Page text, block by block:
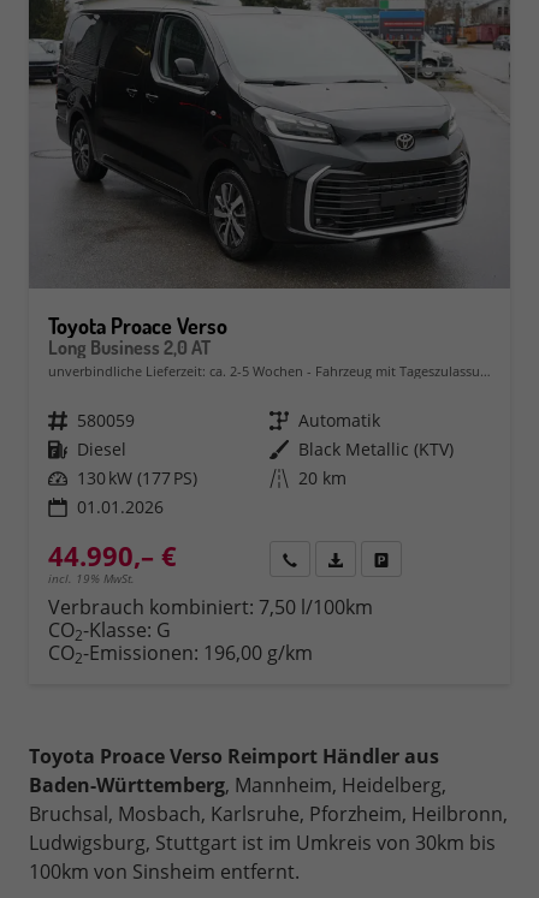
Toyota Proace Verso
Long Business 2,0 AT
unverbindliche Lieferzeit: ca. 2-5 Wochen Fahrzeug mit Tageszulassung
Fahrzeugnr. 580059 Getriebe Automatik
Kraftstoff Diesel Außenfarbe Black Metallic (KTV)
Leistung 130 kW (177 PS) Kilometerstand 20 km
01.01.2026
44.990,– €
incl. 19% MwSt.
Rückruf PDF-Datei, Fahrzeugexposé
Verbrauch kombiniert: 7,50 l/100km
CO2-Klasse: G
CO2-Emissionen: 196,00 g/km
Toyota Proace Verso Reimport Händler aus
Baden-Württemberg, Mannheim, Heidelberg,
Bruchsal, Mosbach, Karlsruhe, Pforzheim, Heilbronn,
Ludwigsburg, Stuttgart ist im Umkreis von 30km bis
100km von Sinsheim entfernt.